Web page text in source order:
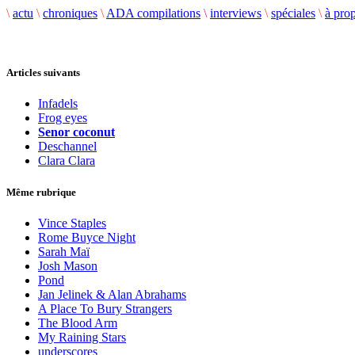
\ actu \ chroniques \ ADA compilations \ interviews \ spéciales \ à
Articles suivants
Infadels
Frog eyes
Senor coconut
Deschannel
Clara Clara
Même rubrique
Vince Staples
Rome Buyce Night
Sarah Maï
Josh Mason
Pond
Jan Jelinek & Alan Abrahams
A Place To Bury Strangers
The Blood Arm
My Raining Stars
underscores